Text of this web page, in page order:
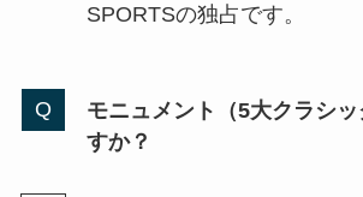
SPORTSの独占です。
モニュメント（5大クラシ
すか？